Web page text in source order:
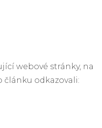
webové stránky, na
odkazovali: